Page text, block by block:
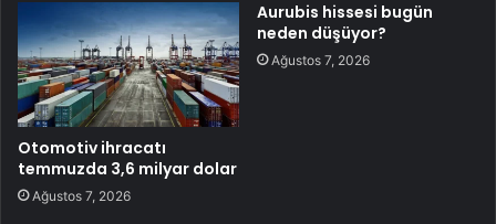
Otomotiv ihracatı
temmuzda 3,6 milyar dolar
Ağustos 7, 2026
Aurubis hissesi bugün
neden düşüyor?
Ağustos 7, 2026